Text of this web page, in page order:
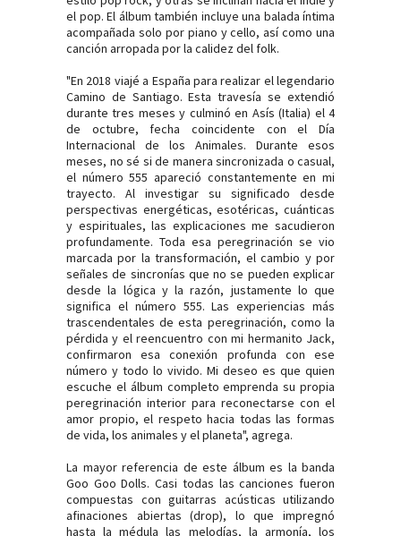
el pop. El álbum también incluye una balada íntima
acompañada solo por piano y cello, así como una
canción arropada por la calidez del folk.
"En 2018 viajé a España para realizar el legendario
Camino de Santiago. Esta travesía se extendió
durante tres meses y culminó en Asís (Italia) el 4
de octubre, fecha coincidente con el Día
Internacional de los Animales. Durante esos
meses, no sé si de manera sincronizada o casual,
el número 555 apareció constantemente en mi
trayecto. Al investigar su significado desde
perspectivas energéticas, esotéricas, cuánticas
y espirituales, las explicaciones me sacudieron
profundamente. Toda esa peregrinación se vio
marcada por la transformación, el cambio y por
señales de sincronías que no se pueden explicar
desde la lógica y la razón, justamente lo que
significa el número 555. Las experiencias más
trascendentales de esta peregrinación, como la
pérdida y el reencuentro con mi hermanito Jack,
confirmaron esa conexión profunda con ese
número y todo lo vivido. Mi deseo es que quien
escuche el álbum completo emprenda su propia
peregrinación interior para reconectarse con el
amor propio, el respeto hacia todas las formas
de vida, los animales y el planeta", agrega.
La mayor referencia de este álbum es la banda
Goo Goo Dolls. Casi todas las canciones fueron
compuestas con guitarras acústicas utilizando
afinaciones abiertas (drop), lo que impregnó
hasta la médula las melodías, la armonía, los